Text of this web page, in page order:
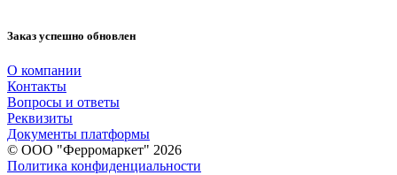
Заказ успешно обновлен
О компании
Контакты
Вопросы и ответы
Реквизиты
Документы платформы
© ООО "Ферромаркет" 2026
Политика конфиденциальности